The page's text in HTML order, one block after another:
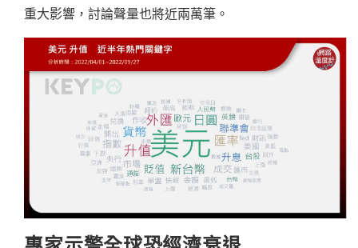
重大影響，討論聲量也將近兩萬筆。